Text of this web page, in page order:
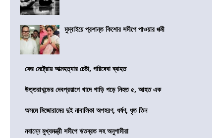
মুম্বাইয়ে প্রশান্ত কিশোর সমীপে পাওয়ার পত্মী
ফের মেট্রোয় আত্মহত্যার চেষ্টা, পরিষেবা ব্যাহত
উত্তরাখন্ডের দেবপ্রয়াগে খাদে গাড়ি পড়ে নিহত ৫, আহত এক
অসমে মিজোরামের দুই নাবালিকা অপহরণ, ধর্ষণ, ধৃত তিন
নবান্নে মুখ্যমন্ত্রী সমীপে ঋতব্রত সহ অনুগামীরা